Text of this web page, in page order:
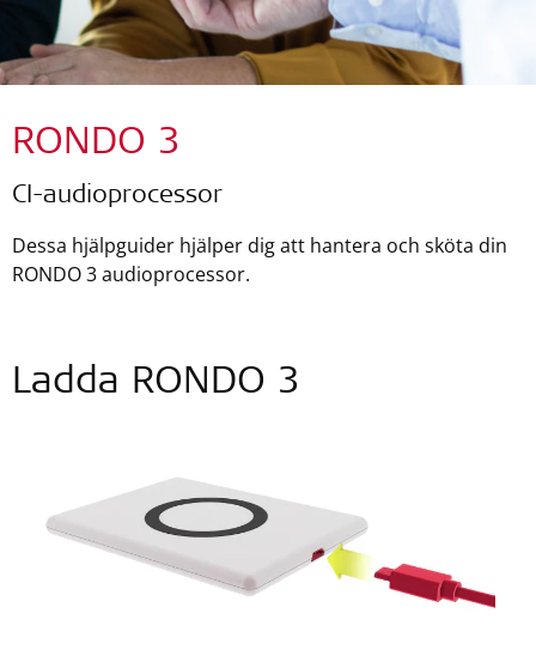
RONDO 3
CI-audioprocessor
Dessa hjälpguider hjälper dig att hantera och sköta din
RONDO 3 audioprocessor.
Ladda RONDO 3